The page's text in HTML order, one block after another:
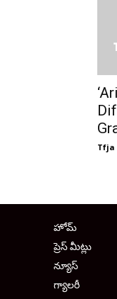
Tfja
హోమ్
ప్రెస్ మీట్లు
న్యూస్
గ్యాలరీ